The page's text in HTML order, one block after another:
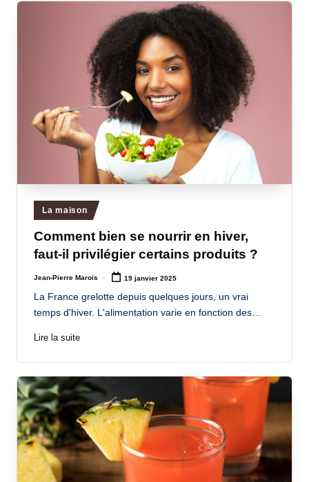
Posted
in
La maison
Comment bien se nourrir en hiver,
faut-il privilégier certains produits ?
Posted
Jean-Pierre Marois 19 janvier 2025
La France grelotte depuis quelques jours, un vrai
temps d'hiver. L'alimentation varie en fonction des…
Lire la suite